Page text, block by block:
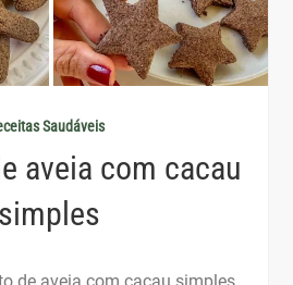
Saudáveis
aveia com cacau
simples